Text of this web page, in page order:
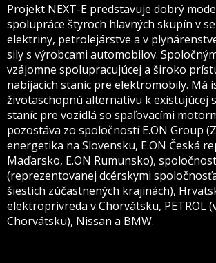
Projekt NEXT-E predstavuje dobrý
spolupráce štyroch hlavných skupín v
elektriny, petrolejárstve a v
sily s výrobcami automobilov.
vzájomne spolupracujúcej a široko
nabíjacích staníc pre elektromobily. Má
životaschopnú alternatívu k existujúcej
staníc pre vozidlá so spaľovacími
pozostáva zo spoločností E.ON Group
energetika na Slovensku, E.ON Česká
Maďarsko, E.ON Rumunsko),
(reprezentovanej dcérskymi
šiestich zúčastnených krajinách),
elektroprivreda v Chorvátsku, PETROL
Chorvátsku), Nissan a BMW.